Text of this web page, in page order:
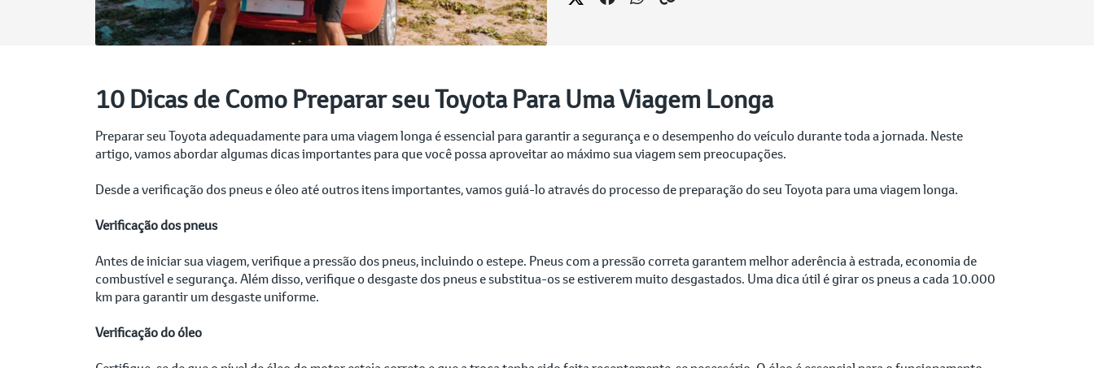
10 Dicas de Como Preparar seu Toyota Para Uma Viagem Longa
Preparar seu Toyota adequadamente para uma viagem longa é essencial para garantir a segurança e o desempenho do veículo durante toda a jornada. Neste
artigo, vamos abordar algumas dicas importantes para que você possa aproveitar ao máximo sua viagem sem preocupações.
Desde a verificação dos pneus e óleo até outros itens importantes, vamos guiá-lo através do processo de preparação do seu Toyota para uma viagem longa.
Verificação dos pneus
Antes de iniciar sua viagem, verifique a pressão dos pneus, incluindo o estepe. Pneus com a pressão correta garantem melhor aderência à estrada, economia de
combustível e segurança. Além disso, verifique o desgaste dos pneus e substitua-os se estiverem muito desgastados. Uma dica útil é girar os pneus a cada 10.000
km para garantir um desgaste uniforme.
Verificação do óleo